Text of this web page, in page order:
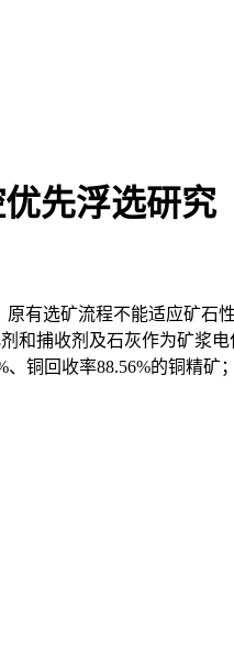
先浮选研究
有选矿流程不能适应矿石
和捕收剂及石灰作为矿浆
铜回收率88.56%的铜精矿